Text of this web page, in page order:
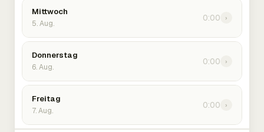
Mittwoch
5. Aug.
0:00 ›
Donnerstag
6. Aug.
0:00 ›
Freitag
7. Aug.
0:00 ›